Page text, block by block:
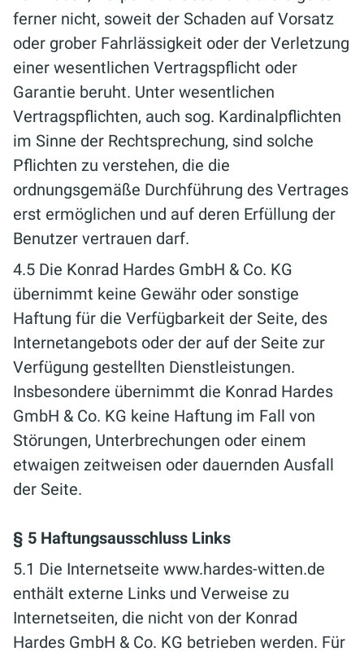
ferner nicht, soweit der Schaden auf Vorsatz
oder grober Fahrlässigkeit oder der Verletzung
einer wesentlichen Vertragspflicht oder
Garantie beruht. Unter wesentlichen
Vertragspflichten, auch sog. Kardinalpflichten
im Sinne der Rechtsprechung, sind solche
Pflichten zu verstehen, die die
ordnungsgemäße Durchführung des Vertrages
erst ermöglichen und auf deren Erfüllung der
Benutzer vertrauen darf.
4.5 Die Konrad Hardes GmbH & Co. KG
übernimmt keine Gewähr oder sonstige
Haftung für die Verfügbarkeit der Seite, des
Internetangebots oder der auf der Seite zur
Verfügung gestellten Dienstleistungen.
Insbesondere übernimmt die Konrad Hardes
GmbH & Co. KG keine Haftung im Fall von
Störungen, Unterbrechungen oder einem
etwaigen zeitweisen oder dauernden Ausfall
der Seite.
§ 5 Haftungsausschluss Links
5.1 Die Internetseite www.hardes-witten.de
enthält externe Links und Verweise zu
Internetseiten, die nicht von der Konrad
Hardes GmbH & Co. KG betrieben werden. Für